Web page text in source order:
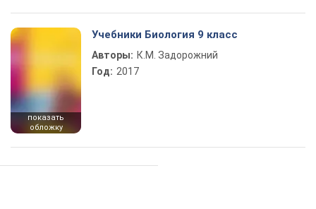
показать
обложку
Учебники Биология 9 класс
Авторы: К.М. Задорожний
Год: 2017